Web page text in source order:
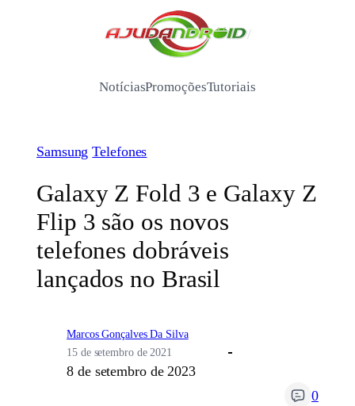
/
NotíciasPromoçõesTutoriais
Samsung Telefones
Galaxy Z Fold 3 e Galaxy Z
Flip 3 são os novos
telefones dobráveis
lançados no Brasil
Marcos Gonçalves Da Silva
15 de setembro de 2021
8 de setembro de 2023
0